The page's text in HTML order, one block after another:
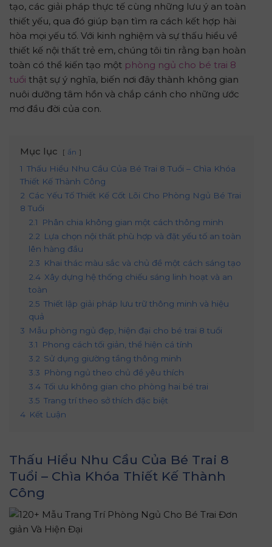
tạo, các giải pháp thực tế cùng những lưu ý an toàn
thiết yếu, qua đó giúp bạn tìm ra cách kết hợp hài
hòa mọi yếu tố. Với kinh nghiệm và sự thấu hiểu về
thiết kế nội thất trẻ em, chúng tôi tin rằng bạn hoàn
toàn có thể kiến tạo một phòng ngủ cho bé trai 8
tuổi thật sự ý nghĩa, biến nơi đây thành không gian
nuôi dưỡng tâm hồn và chắp cánh cho những ước
mơ đầu đời của con.
Mục lục ẩn
1 Thấu Hiểu Nhu Cầu Của Bé Trai 8 Tuổi – Chìa Khóa
Thiết Kế Thành Công
2 Các Yếu Tố Thiết Kế Cốt Lõi Cho Phòng Ngủ Bé Trai
8 Tuổi
2.1
Phân chia không gian một cách thông minh
2.2 Lựa chọn nội thất phù hợp và đặt yếu tố an toàn
lên hàng đầu
2.3 Khai thác màu sắc và chủ đề một cách sáng tạo
2.4 Xây dựng hệ thống chiếu sáng linh hoạt và an
toàn
2.5 Thiết lập giải pháp lưu trữ thông minh và hiệu
quả
3 Mẫu phòng ngủ đẹp, hiện đại cho bé trai 8 tuổi
3.1
Phong cách tối giản, thể hiện cá tính
3.2 Sử dụng giường tầng thông minh
3.3 Phòng ngủ theo chủ đề yêu thích
3.4 Tối ưu không gian cho phòng hai bé trai
3.5 Trang trí theo sở thích đặc biệt
4 Kết Luận
Thấu Hiểu Nhu Cầu Của Bé Trai 8
Tuổi – Chìa Khóa Thiết Kế Thành
Công